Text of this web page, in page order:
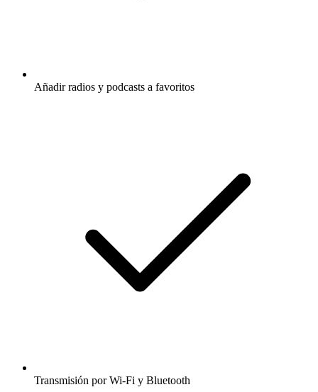
Añadir radios y podcasts a favoritos
Transmisión por Wi-Fi y Bluetooth